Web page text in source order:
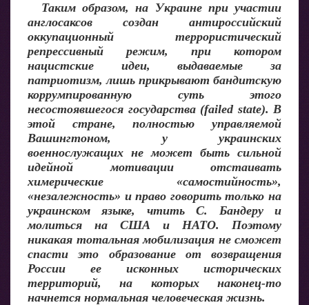
Таким образом, на Украине при участии
англосаксов создан антироссийский
оккупационный террористический
репрессивный режим, при котором
нацистские идеи, выдаваемые за
патриотизм, лишь прикрывают бандитскую
коррумпированную суть этого
несостоявшегося государства (failed state). В
этой стране, полностью управляемой
Вашингтоном, у украинских
военнослужащих не может быть сильной
идейной мотивации отстаивать
химерические «самостийность»,
«незалежность» и право говорить только на
украинском языке, чтить С. Бандеру и
молиться на США и НАТО. Поэтому
никакая тотальная мобилизация не сможет
спасти это образование от возвращения
России ее исконных исторических
территорий, на которых наконец-то
начнется нормальная человеческая жизнь.